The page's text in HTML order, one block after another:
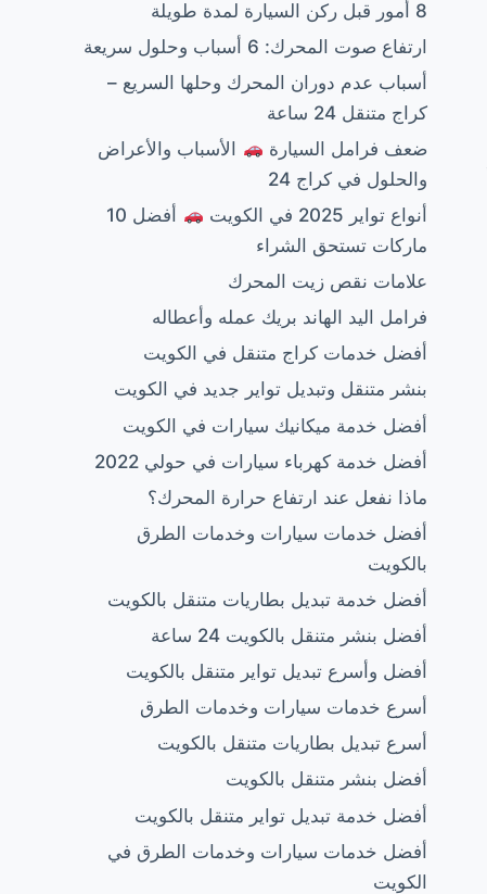
8 أمور قبل ركن السيارة لمدة طويلة
ارتفاع صوت المحرك: 6 أسباب وحلول سريعة
أسباب عدم دوران المحرك وحلها السريع –
كراج متنقل 24 ساعة
ضعف فرامل السيارة
الأسباب والأعراض
والحلول في كراج 24
أنواع تواير 2025 في الكويت
أفضل 10
ماركات تستحق الشراء
علامات نقص زيت المحرك
فرامل اليد الهاند بريك عمله وأعطاله
أفضل خدمات كراج متنقل في الكويت
بنشر متنقل وتبديل تواير جديد في الكويت
أفضل خدمة ميكانيك سيارات في الكويت
أفضل خدمة كهرباء سيارات في حولي 2022
ماذا نفعل عند ارتفاع حرارة المحرك؟
أفضل خدمات سيارات وخدمات الطرق
بالكويت
أفضل خدمة تبديل بطاريات متنقل بالكويت
أفضل بنشر متنقل بالكويت 24 ساعة
أفضل وأسرع تبديل تواير متنقل بالكويت
أسرع خدمات سيارات وخدمات الطرق
أسرع تبديل بطاريات متنقل بالكويت
أفضل بنشر متنقل بالكويت
أفضل خدمة تبديل تواير متنقل بالكويت
أفضل خدمات سيارات وخدمات الطرق في
الكويت